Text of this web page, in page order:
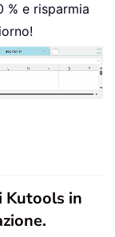
e risparmia
Kutools in